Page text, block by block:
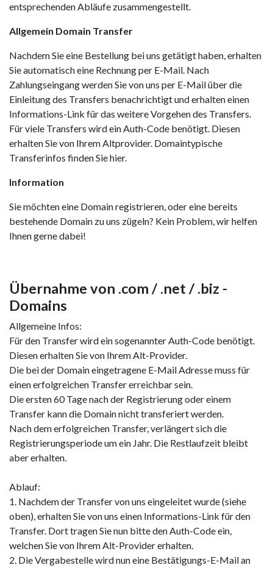
entsprechenden Abläufe zusammengestellt.
Allgemein Domain Transfer
Nachdem Sie eine Bestellung bei uns getätigt haben, erhalten
Sie automatisch eine Rechnung per E-Mail. Nach
Zahlungseingang werden Sie von uns per E-Mail über die
Einleitung des Transfers benachrichtigt und erhalten einen
Informations-Link für das weitere Vorgehen des Transfers.
Für viele Transfers wird ein Auth-Code benötigt. Diesen
erhalten Sie von Ihrem Altprovider. Domaintypische
Transferinfos finden Sie hier.
Information
Sie möchten eine Domain registrieren, oder eine bereits
bestehende Domain zu uns zügeln? Kein Problem, wir helfen
Ihnen gerne dabei!
Übernahme von .com / .net / .biz -
Domains
Allgemeine Infos:
Für den Transfer wird ein sogenannter Auth-Code benötigt.
Diesen erhalten Sie von Ihrem Alt-Provider.
Die bei der Domain eingetragene E-Mail Adresse muss für
einen erfolgreichen Transfer erreichbar sein.
Die ersten 60 Tage nach der Registrierung oder einem
Transfer kann die Domain nicht transferiert werden.
Nach dem erfolgreichen Transfer, verlängert sich die
Registrierungsperiode um ein Jahr. Die Restlaufzeit bleibt
aber erhalten.
Ablauf:
1. Nachdem der Transfer von uns eingeleitet wurde (siehe
oben), erhalten Sie von uns einen Informations-Link für den
Transfer. Dort tragen Sie nun bitte den Auth-Code ein,
welchen Sie von Ihrem Alt-Provider erhalten.
2. Die Vergabestelle wird nun eine Bestätigungs-E-Mail an